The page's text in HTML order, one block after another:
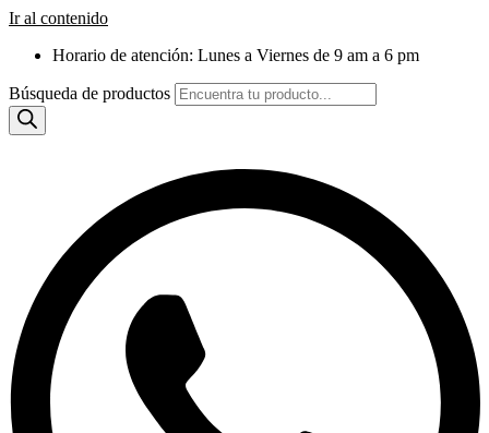
Ir al contenido
Horario de atención: Lunes a Viernes de 9 am a 6 pm
Búsqueda de productos